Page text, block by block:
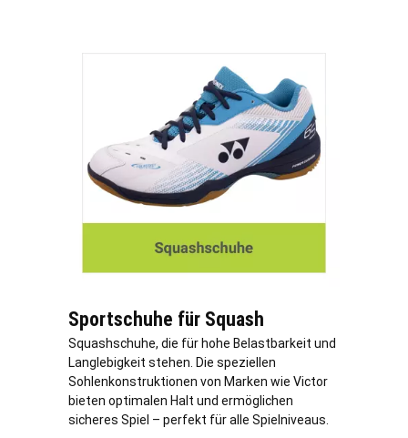
Sportschuhe für Squash
Squashschuhe, die für hohe Belastbarkeit und
Langlebigkeit stehen. Die speziellen
Sohlenkonstruktionen von Marken wie Victor
bieten optimalen Halt und ermöglichen
sicheres Spiel – perfekt für alle Spielniveaus.